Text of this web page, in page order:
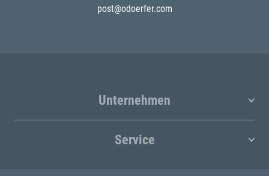
post@odoerfer.com
Unternehmen
Service